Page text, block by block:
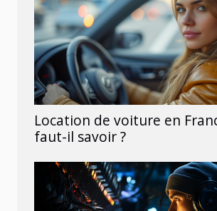
Location de voiture en
faut-il savoir ?